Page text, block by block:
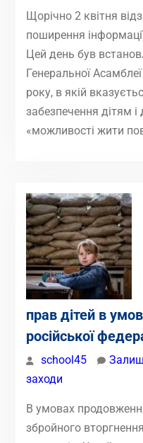
Щорічно 2 квітня
поширення
Цей день був
Генеральної
року, в якій
забезпечення дітям
«можливості жити
прав дітей в
російської
school45
заходи
В умовах
збройного